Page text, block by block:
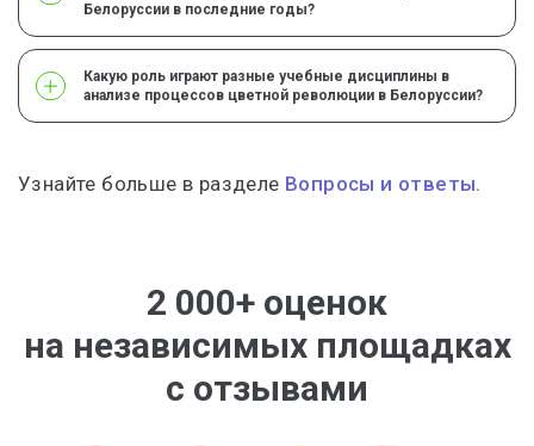
Белоруссии в последние годы?
Какую роль играют разные учебные дисциплины в
анализе процессов цветной революции в Белоруссии?
Узнайте больше в разделе Вопросы и ответы.
2 000+ оценок
на независимых площадках
с отзывами